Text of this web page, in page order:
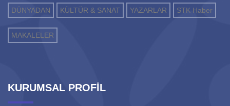
DÜNYADAN KÜLTÜR & SANAT YAZARLAR STK Haber
MAKALELER
KURUMSAL PROFİL